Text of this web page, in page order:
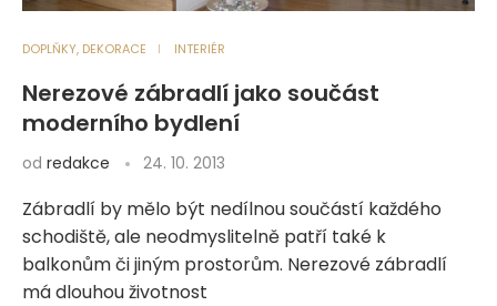
DOPLŇKY, DEKORACE INTERIÉR
Nerezové zábradlí jako součást
moderního bydlení
od redakce 24. 10. 2013
Zábradlí by mělo být nedílnou součástí každého
schodiště, ale neodmyslitelně patří také k
balkonům či jiným prostorům. Nerezové zábradlí
má dlouhou životnost